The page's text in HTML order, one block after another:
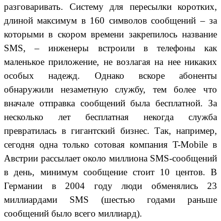
разговаривать. Систему для пересылки коротких,
длиной максимум в 160 символов сообщений – за
которыми в скором времени закрепилось название
SMS, – инженеры встроили в телефоны как
маленькое приложение, не возлагая на нее никаких
особых надежд. Однако вскоре абоненты
обнаружили незаметную службу, тем более что
вначале отправка сообщений была бесплатной. За
несколько лет бесплатная некогда служба
превратилась в гигантский бизнес. Так, например,
сегодня одна только сотовая компания T-Mobile в
Австрии рассылает около миллиона SMS-сообщений
в день, минимум сообщение стоит 10 центов. В
Германии в 2004 году люди обменялись 23
миллиардами SMS (шестью годами раньше
сообщений было всего миллиард).